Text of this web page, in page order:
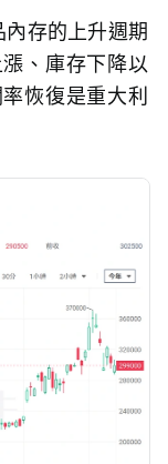
存的上升週期
、庫存下降以
恢復是重大利